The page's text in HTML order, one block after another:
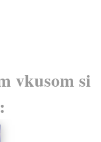
vkusom si